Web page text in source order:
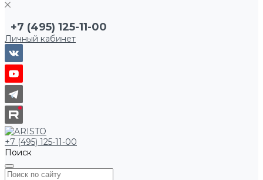
+7 (495) 125-11-00
Личный кабинет
+7 (495) 125-11-00
Поиск